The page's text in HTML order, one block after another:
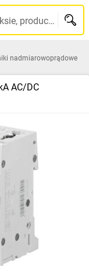
Szukaj po nazwie, indeksie, producencie, kodzie kreskowym...
nadmiarowoprądowe
AC/DC